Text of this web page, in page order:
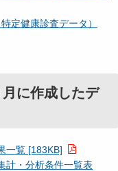
定健康診査データ）
に作成したデ
一覧 [183KB]
計・分析条件一覧表